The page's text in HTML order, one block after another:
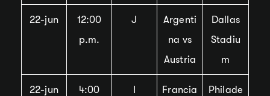
22-jun
12:00
p.m.
J
Argenti
na vs
Austria
Dallas
Stadiu
m
22-jun
4:00
I
Francia
Philade